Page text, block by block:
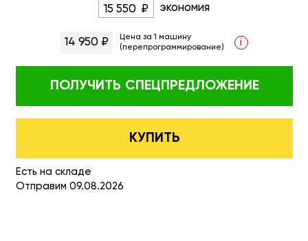
15 550 экономия
14 950 ₽
Цена за 1 машину
(перепрограммирование)
i
ПОЛУЧИТЬ СПЕЦПРЕДЛОЖЕНИЕ
КУПИТЬ
Есть на складе
Отправим 09.08.2026